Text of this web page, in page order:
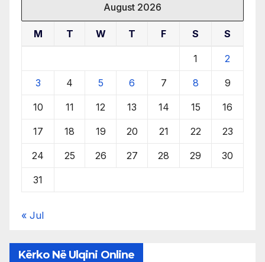
August 2026
M T W T F S S
1 2
3 4 5 6 7 8 9
10 11 12 13 14 15 16
17 18 19 20 21 22 23
24 25 26 27 28 29 30
31
« Jul
Kërko Në Ulqini Online